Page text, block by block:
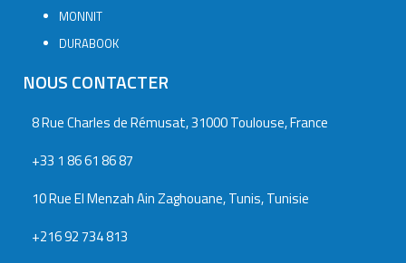
MONNIT
DURABOOK
NOUS CONTACTER
8 Rue Charles de Rémusat, 31000 Toulouse, France
+33 1 86 61 86 87
10 Rue El Menzah Ain Zaghouane, Tunis, Tunisie
+216 92 734 813